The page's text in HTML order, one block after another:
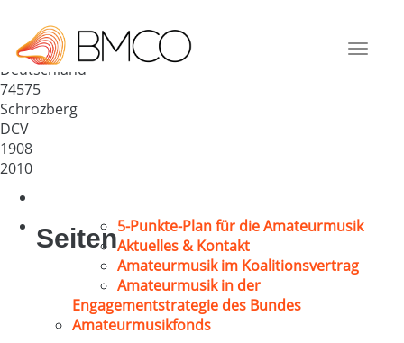
Toggle
e.V.
Deutschland
74575
Schrozberg
DCV
1908
2010
Seiten5-Punkte-Plan für die Amateurmusik
Aktuelles & Kontakt
Amateurmusik im Koalitionsvertrag
Amateurmusik in der
Engagementstrategie des Bundes
Amateurmusikfonds